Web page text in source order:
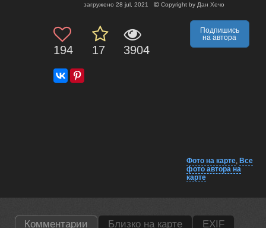
загружено 28 jul, 2021 Copyright by Дан Хечо
194 17 3904
Подпишись
на автора
Фото на карте, Все
фото автора на
карте
Комментарии Близко на карте EXIF